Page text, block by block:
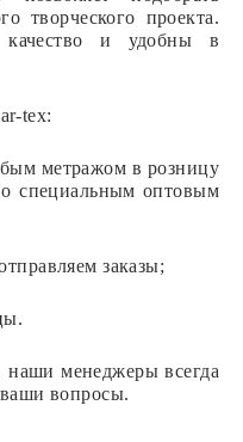
творческого проекта.
и удобны в
tex:
метражом в розницу
специальным оптовым
заказы;
наши менеджеры всегда
ваши вопросы.